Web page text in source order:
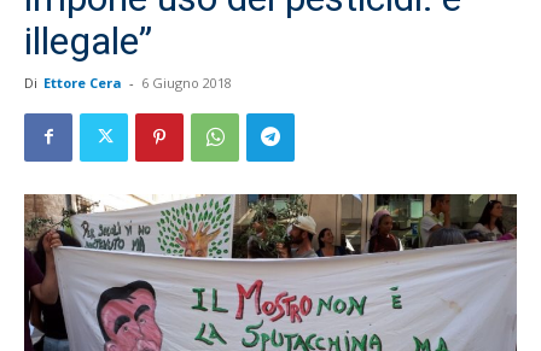
illegale”
Di Ettore Cera - 6 Giugno 2018